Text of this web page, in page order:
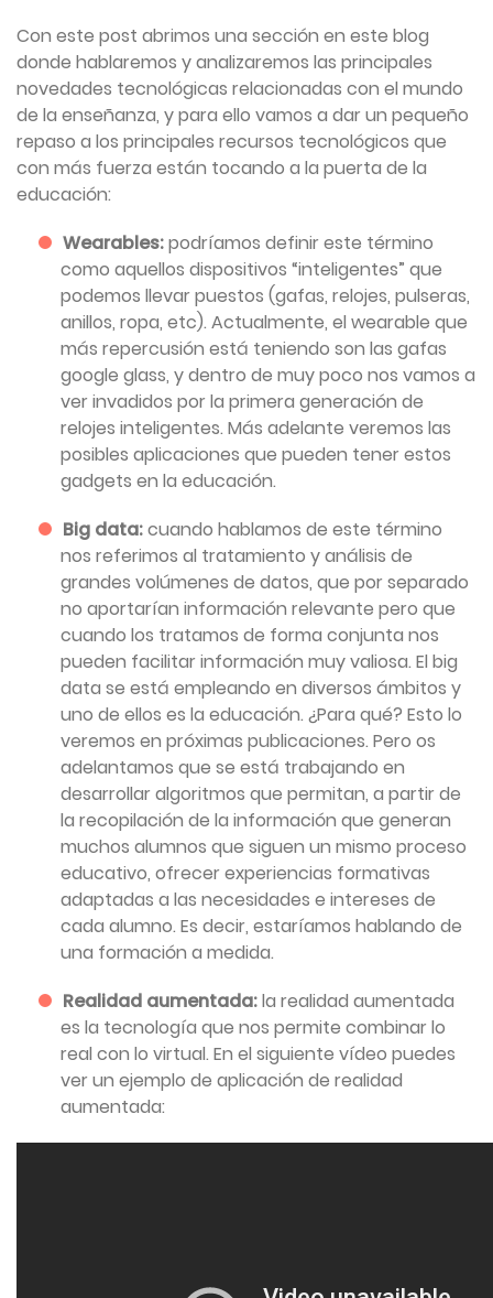
Con este post abrimos una sección en este blog
donde hablaremos y analizaremos las principales
novedades tecnológicas relacionadas con el mundo
de la enseñanza, y para ello vamos a dar un pequeño
repaso a los principales recursos tecnológicos que
con más fuerza están tocando a la puerta de la
educación:
Wearables:podríamos definir este término
como aquellos dispositivos “inteligentes” que
podemos llevar puestos (gafas, relojes, pulseras,
anillos, ropa, etc). Actualmente, el wearable que
más repercusión está teniendo son las gafas
google glass, y dentro de muy poco nos vamos a
ver invadidos por la primera generación de
relojes inteligentes. Más adelante veremos las
posibles aplicaciones que pueden tener estos
gadgets en la educación.
Big data:cuando hablamos de este término
nos referimos al tratamiento y análisis de
grandes volúmenes de datos, que por separado
no aportarían información relevante pero que
cuando los tratamos de forma conjunta nos
pueden facilitar información muy valiosa. El big
data se está empleando en diversos ámbitos y
uno de ellos es la educación. ¿Para qué? Esto lo
veremos en próximas publicaciones. Pero os
adelantamos que se está trabajando en
desarrollar algoritmos que permitan, a partir de
la recopilación de la información que generan
muchos alumnos que siguen un mismo proceso
educativo, ofrecer experiencias formativas
adaptadas a las necesidades e intereses de
cada alumno. Es decir, estaríamos hablando de
una formación a medida.
Realidad aumentada:la realidad aumentada
es la tecnología que nos permite combinar lo
real con lo virtual. En el siguiente vídeo puedes
ver un ejemplo de aplicación de realidad
aumentada: